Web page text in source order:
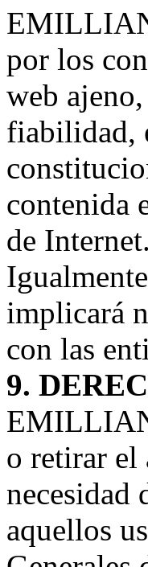
por los
web
fiabilidad,
contenida
de Internet.
implicará
con las
9.
o retirar el
necesidad
aquellos